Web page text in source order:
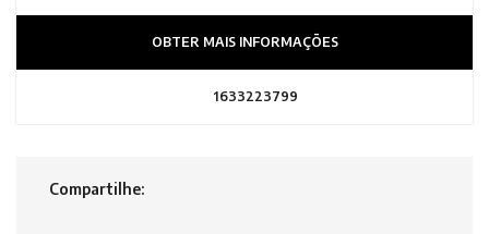
OBTER MAIS INFORMAÇÕES
1633223799
Compartilhe: